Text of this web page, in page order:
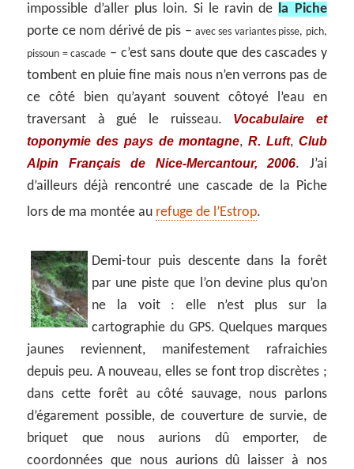
impossible d’aller plus loin. Si le ravin de la Piche
porte ce nom dérivé de pis –avec ses variantes pisse, pich,
pissoun = cascade – c’est sans doute que des cascades y
tombent en pluie fine mais nous n’en verrons pas de
ce côté bien qu’ayant souvent côtoyé l’eau en
traversant à gué le ruisseau. Vocabulaire et
toponymie des pays de montagne,R. Luft, Club
Alpin Français de Nice-Mercantour, 2006. J’ai
d’ailleurs déjà rencontré une cascade de la Piche
lors de ma montée au refuge de l’Estrop.
Demi-tour puis descente dans la forêt
par une piste que l’on devine plus qu’on
ne la voit : elle n’est plus sur la
cartographie du GPS. Quelques marques
jaunes reviennent, manifestement rafraichies
depuis peu. A nouveau, elles se font trop discrètes ;
dans cette forêt au côté sauvage, nous parlons
d’égarement possible, de couverture de survie, de
briquet que nous aurions dû emporter, de
coordonnées que nous aurions dû laisser à nos